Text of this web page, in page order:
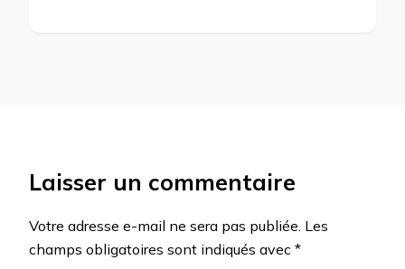
Laisser un commentaire
Votre adresse e-mail ne sera pas publiée. Les
champs obligatoires sont indiqués avec *